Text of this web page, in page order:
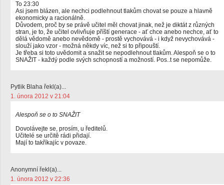
To 23:30
Asi jsem blázen, ale nechci podlehnout tlakům chovat se pouze a hlavně
ekonomicky a racionálně.
Důvodem, proč by se právě učitel měl chovat jinak, než je diktát z různých
stran, je to, že učitel ovlivňuje příští generace - ať chce anebo nechce, ať to
dělá vědomě anebo nevědomě - prostě vychovává - i když nevychovává -
slouží jako vzor - možná někdy víc, než si to připouští.
Je třeba si toto uvědomit a snažit se nepodlehnout tlakům. Alespoň se o to
SNAŽIT - každý podle svých schopností a možností. Pos..t se nepomůže.
Pytlik Blaha řekl(a)...
1. února 2012 v 21:04
Alespoň se o to SNAŽIT
Dovolávejte se, prosím, u ředitelů.
Učitelé se určitě rádi přidají.
Mají to takříkajíc v povaze.
Anonymní řekl(a)...
1. února 2012 v 22:36